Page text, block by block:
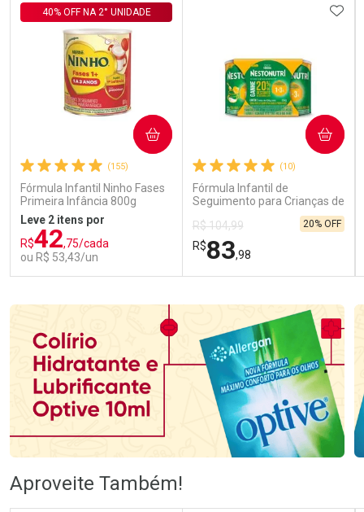
(155)
Fórmula Infantil Ninho Fases
Primeira Infância 800g
40% OFF NA 2° UNIDADE
Leve 2 itens por
R$42,75/cada
ou R$ 53,43/un
COMPRAR
(10)
Fórmula Infantil de
Seguimento para Crianças de
Primeira Infância Nestonutri
2 Unidades de 800g cada
R$ 104,99
R$83,98
20% OFF
COMPRAR
Laboratório
Por Menos
Aproveite Também!